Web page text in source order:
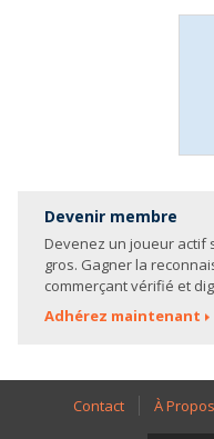
Devenir membre
Devenez un joueur actif
gros. Gagner la
commerçant vérifié et
Adhérez maintenant
Contact À Propos